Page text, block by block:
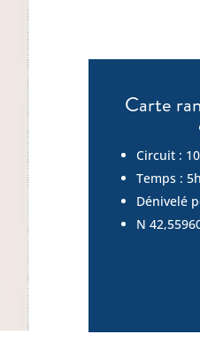
Carte
Circuit :
Temps : 5h
Dénivelé
N